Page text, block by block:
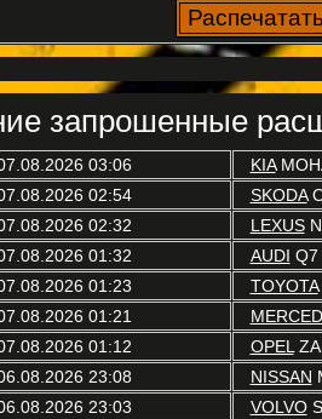
запрошенные
03:06 KIA
02:54 SKODA
02:32 LEXUS
01:32 AUDI Q7
01:23 TOYOTA
01:21
01:12 OPEL
23:08 NISSAN
23:03 VOLVO